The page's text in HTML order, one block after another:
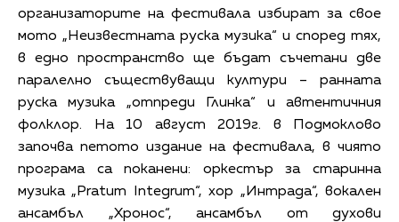
организаторите на фестивала избират за свое
мото „Неизвестната руска музика“ и според тях,
в едно пространство ще бъдат съчетани две
паралелно съществуващи култури – ранната
руска музика „отпреди Глинка“ и автентичния
фолклор. На 10 август 2019г. в Подмоклово
започва петото издание на фестивала, в чиято
програма са поканени: оркестър за старинна
музика „Pratum Integrum“, хор „Интрада“, вокален
ансамбъл „Хронос“, ансамбъл от духови